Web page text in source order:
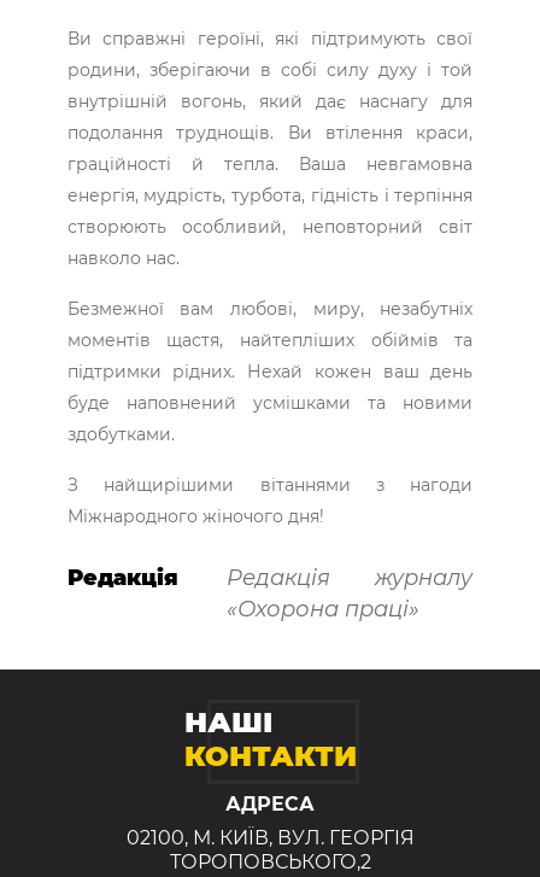
Ви справжні героїні, які підтримують свої
родини, зберігаючи в собі силу духу і той
внутрішній вогонь, який дає наснагу для
подолання труднощів. Ви втілення краси,
граційності й тепла. Ваша невгамовна
енергія, мудрість, турбота, гідність і терпіння
створюють особливий, неповторний світ
навколо нас.
Безмежної вам любові, миру, незабутніх
моментів щастя, найтепліших обіймів та
підтримки рідних. Нехай кожен ваш день
буде наповнений усмішками та новими
здобутками.
З найщирішими вітаннями з нагоди
Міжнародного жіночого дня!
Редакція
Редакція журналу
«Охорона праці»
НАШІ
КОНТАКТИ
АДРЕСА
02100, М. КИЇВ, ВУЛ. ГЕОРГІЯ
ТОРОПОВСЬКОГО,2